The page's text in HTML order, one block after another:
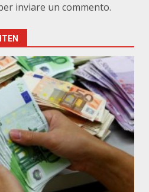
inviare un commento.